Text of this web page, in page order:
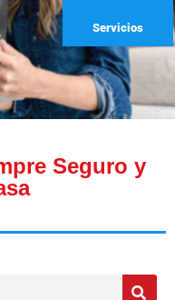
Servicios
Seguro y